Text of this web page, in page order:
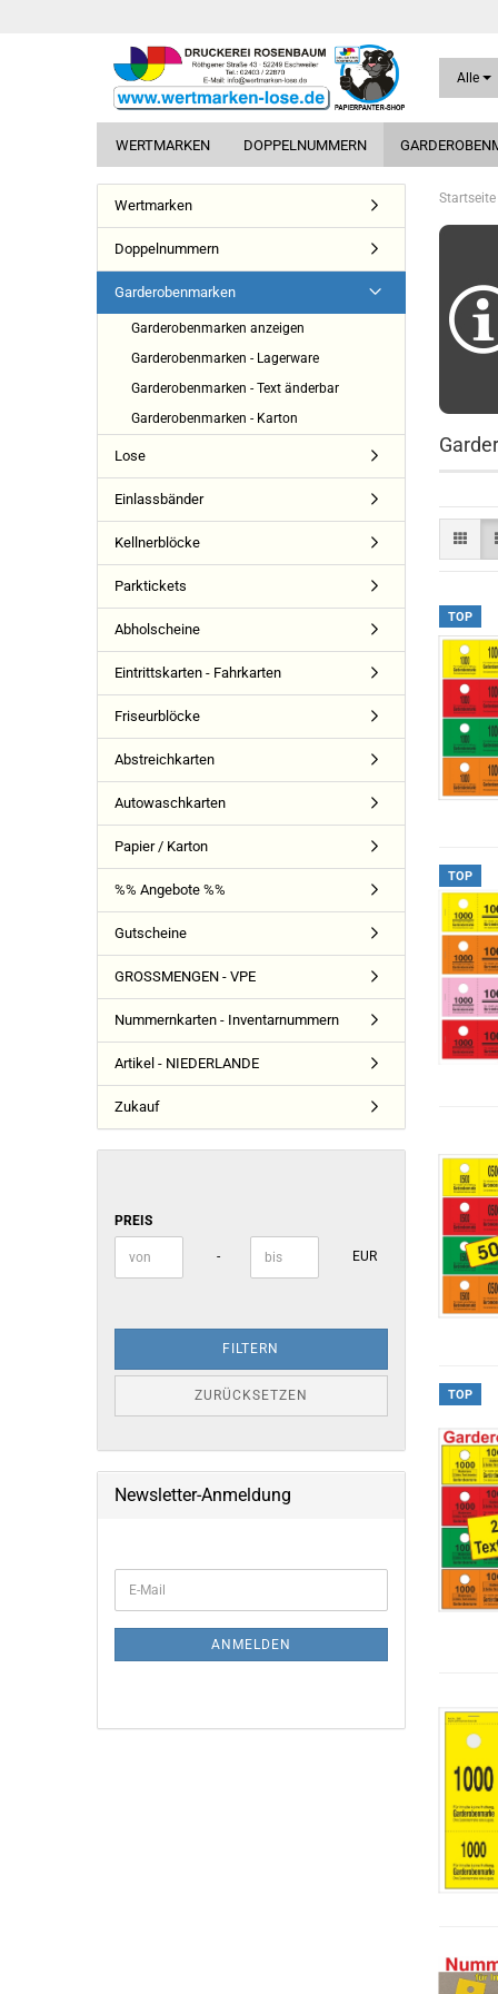
Alle
WERTMARKEN DOPPELNUMMERN
Startseite
TOP
TOP
TOP
Wertmarken
Doppelnummern
Garderobenmarken
Garderobenmarken anzeigen
Garderobenmarken - Lagerware
Garderobenmarken - Text änderbar
Garderobenmarken - Karton
Lose
Einlassbänder
Kellnerblöcke
Parktickets
Abholscheine
Eintrittskarten - Fahrkarten
Friseurblöcke
Abstreichkarten
Autowaschkarten
Papier / Karton
%% Angebote %%
Gutscheine
GROSSMENGEN - VPE
Nummernkarten - Inventarnummern
Artikel - NIEDERLANDE
Zukauf
PREIS
Preis bis - EUR
FILTERN
ZURÜCKSETZEN
Newsletter-Anmeldung
ZUR
NEWSLETTER-
E-
Mail
ANMELDEN